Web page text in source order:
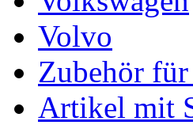
Volvo
Zubehör
Artikel mit